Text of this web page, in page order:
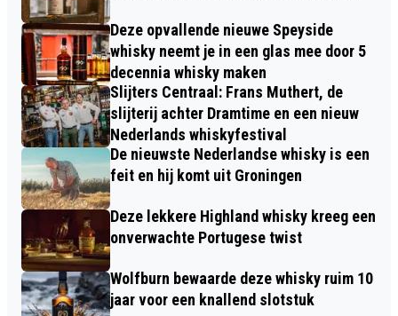
Deze opvallende nieuwe Speyside
whisky neemt je in een glas mee door 5
decennia whisky maken
Slijters Centraal: Frans Muthert, de
slijterij achter Dramtime en een nieuw
Nederlands whiskyfestival
De nieuwste Nederlandse whisky is een
feit en hij komt uit Groningen
Deze lekkere Highland whisky kreeg een
onverwachte Portugese twist
Wolfburn bewaarde deze whisky ruim 10
jaar voor een knallend slotstuk